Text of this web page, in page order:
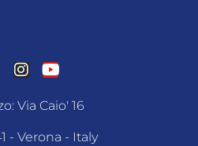
Via Caio' 16
- Verona - Italy